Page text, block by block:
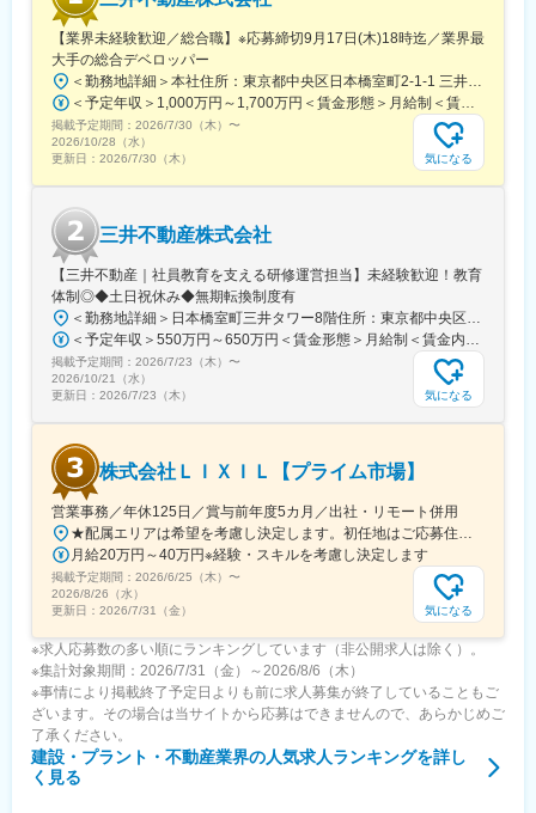
【業界未経験歓迎／総合職】※応募締切9月17日(木)18時迄／業界最
大手の総合デベロッパー
＜勤務地詳細＞本社住所：東京都中央区日本橋室町2-1-1 三井本館勤務地最寄駅：東京メトロ銀座線・半蔵門線／三越前駅受動喫煙対策：屋内全面禁煙変更の範囲：会社の定める事業所（リモートワーク含む）
＜予定年収＞1,000万円～1,700万円＜賃金形態＞月給制＜賃金内訳＞月額（基本給）：470,000円～800,000円＜月給＞470,000円～800,000円＜昇給有無＞有＜残業手当＞有＜給与補足＞※経験に応ず※上記年収は基礎給与・賞与（2回）を含む。時間外勤務手当・諸手当別途支給。※あくまでモデルケースであり、実際の年収とは異なる可能性があります。処遇条件の詳細は内定後のオファー面談にてご説明いたします。賃金はあくまでも目安の金額であり、選考を通じて上下する可能性があります。月給(月額)は固定手当を含めた表記です。
掲載予定期間： 2026/7/30（木） 〜
2026/10/28（水）
更新日： 2026/7/30（木） 気になる
三井不動産株式会社
【三井不動産｜社員教育を支える研修運営担当】未経験歓迎！教育
体制◎◆土日祝休み◆無期転換制度有
＜勤務地詳細＞日本橋室町三井タワー8階住所：東京都中央区日本橋室町3-2-1 日本橋室町三井タワー8階受動喫煙対策：屋内全面禁煙変更の範囲：会社の定める事業所
＜予定年収＞550万円～650万円＜賃金形態＞月給制＜賃金内訳＞月額（基本給）：343,750円～406,250円＜月給＞343,750円～406,250円＜昇給有無＞無＜残業手当＞有＜給与補足＞※ご経験などを総合的に考慮致します。同社規定に基づき処遇します。昇給なし・賞与あり。（社内登用試験に合格し、無期社員となれば昇給あり。）※残業手当：年収600万円以上の場合は専門手当（20時間相当）あり。賃金はあくまでも目安の金額であり、選考を通じて上下する可能性があります。月給(月額)は固定手当を含めた表記です。
掲載予定期間： 2026/7/23（木） 〜
2026/10/21（水）
更新日： 2026/7/23（木） 気になる
株式会社ＬＩＸＩＬ【プライム市場】
営業事務／年休125日／賞与前年度5カ月／出社・リモート併用
★配属エリアは希望を考慮し決定します。初任地はご応募住所での配属となります。入社後、転勤が伴う異動に関しては、必ず勤務地のご希望も確認した上で決定します。【配属オフィス一覧】■東京都品川区西品川1丁目1-1 大崎ガーデンタワー■愛知県名古屋市中村区名駅南4丁目11-40■京都府京都市伏見区竹田田中宮町103 ■大阪府大阪市中央区本町2丁目6-8 センバ・セントラルビル9F■大阪府箕面市萱野4丁目5-45■広島県広島市安佐南区西原6丁目11-8■福岡県福岡市博多区半道橋2-15-10 SOLAビル★出社とリモートワークを併用しながらの勤務となります。 業務に慣れるまでは、原則出社となります。 慣れてきたら少しずつリモートの日を増やし、最終的には週1～3日ほどの出社となる予定です（目安：～入社6カ月）。※受動喫煙対策：あり
月給20万円～40万円※経験・スキルを考慮し決定します
掲載予定期間： 2026/6/25（木） 〜
2026/8/26（水）
更新日： 2026/7/31（金） 気になる
※求人応募数の多い順にランキングしています（非公開求人は除く）。
※集計対象期間：2026/7/31（金）～2026/8/6（木）
※事情により掲載終了予定日よりも前に求人募集が終了していることもご
ざいます。その場合は当サイトから応募はできませんので、あらかじめご
了承ください。
建設・プラント・不動産業界の人気求人ランキングを詳し
く見る